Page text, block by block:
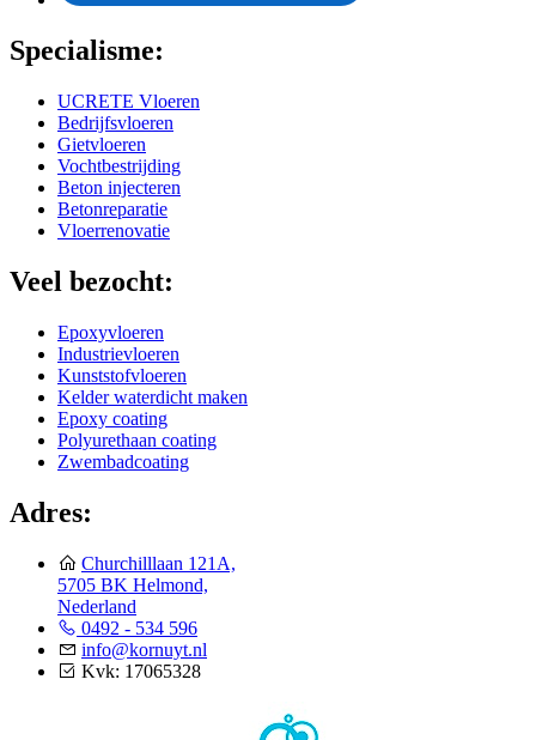
Specialisme:
UCRETE Vloeren
Bedrijfsvloeren
Gietvloeren
Vochtbestrijding
Beton injecteren
Betonreparatie
Vloerrenovatie
Veel bezocht:
Epoxyvloeren
Industrievloeren
Kunststofvloeren
Kelder waterdicht maken
Epoxy coating
Polyurethaan coating
Zwembadcoating
Adres:
Churchilllaan 121A,
5705 BK Helmond,
Nederland
0492 - 534 596
info@kornuyt.nl
Kvk: 17065328